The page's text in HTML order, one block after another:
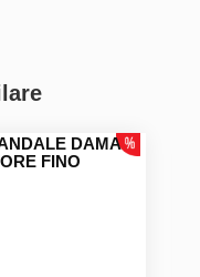
DAMA
FINO